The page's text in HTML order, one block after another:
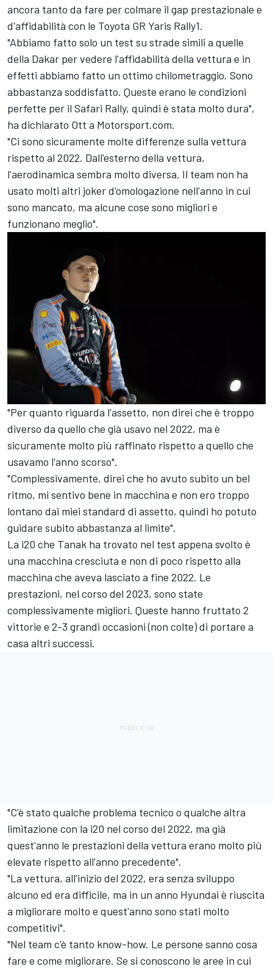
ancora tanto da fare per colmare il gap prestazionale e
d'affidabilità con le Toyota GR Yaris Rally1.
"Abbiamo fatto solo un test su strade simili a quelle
della Dakar per vedere l'affidabilità della vettura e in
effetti abbiamo fatto un ottimo chilometraggio. Sono
abbastanza soddisfatto. Queste erano le condizioni
perfette per il Safari Rally, quindi è stata molto dura",
ha dichiarato Ott a Motorsport.com.
"Ci sono sicuramente molte differenze sulla vettura
rispetto al 2022. Dall'esterno della vettura,
l'aerodinamica sembra molto diversa. Il team non ha
usato molti altri joker d'omologazione nell'anno in cui
sono mancato, ma alcune cose sono migliori e
funzionano meglio".
"Per quanto riguarda l'assetto, non direi che è troppo
diverso da quello che già usavo nel 2022, ma è
sicuramente molto più raffinato rispetto a quello che
usavamo l'anno scorso".
"Complessivamente, direi che ho avuto subito un bel
ritmo, mi sentivo bene in macchina e non ero troppo
lontano dai miei standard di assetto, quindi ho potuto
guidare subito abbastanza al limite".
La i20 che Tanak ha trovato nel test appena svolto è
una macchina cresciuta e non di poco rispetto alla
macchina che aveva lasciato a fine 2022. Le
prestazioni, nel corso del 2023, sono state
complessivamente migliori. Queste hanno fruttato 2
vittorie e 2-3 grandi occasioni (non colte) di portare a
casa altri successi.
"C'è stato qualche problema tecnico o qualche altra
limitazione con la i20 nel corso del 2022, ma già
quest'anno le prestazioni della vettura erano molto più
elevate rispetto all'anno precedente".
"La vettura, all'inizio del 2022, era senza sviluppo
alcuno ed era difficile, ma in un anno Hyundai è riuscita
a migliorare molto e quest'anno sono stati molto
competitivi".
"Nel team c'è tanto know-how. Le persone sanno cosa
fare e come migliorare. Se si conoscono le aree in cui